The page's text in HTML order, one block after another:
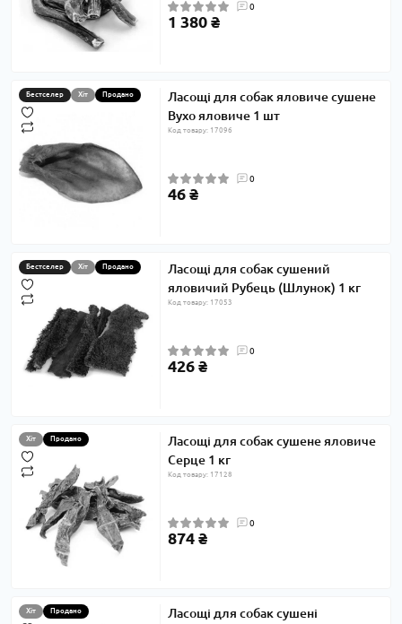
0
1 380 ₴
Бестселер Хіт Продано
Ласощі для собак яловиче сушене
Вухо яловиче 1 шт
Код товару: 17096
0
46 ₴
Бестселер Хіт Продано
Ласощі для собак сушений
яловичий Рубець (Шлунок) 1 кг
Код товару: 17053
0
426 ₴
Хіт Продано
Ласощі для собак сушене яловиче
Серце 1 кг
Код товару: 17128
0
874 ₴
Хіт Продано
Ласощі для собак сушені